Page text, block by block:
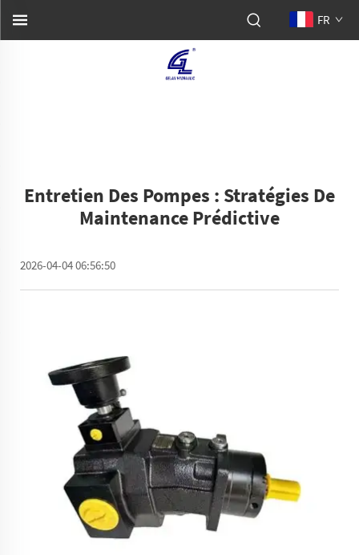
FR
Entretien Des Pompes : Stratégies De
Maintenance Prédictive
2026-04-04 06:56:50